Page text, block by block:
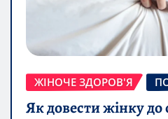
ЖІНОЧЕ ЗДОРОВ'Я
Як довести жінку до